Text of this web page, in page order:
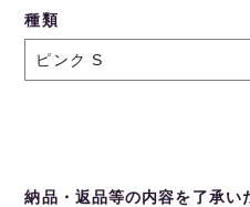
種類
納品・返品等の内容を了承い